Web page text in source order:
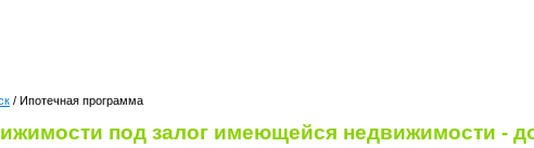
/ Ипотечная программа
под залог имеющейся недвижимости -